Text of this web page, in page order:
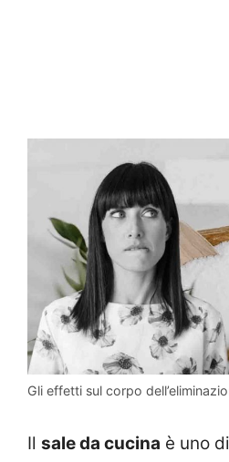
Gli effetti sul corpo
Il sale da cucina è uno